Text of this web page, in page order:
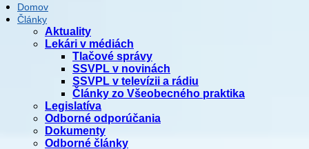
Domov
Články
Aktuality
Lekári v médiách
Tlačové správy
SSVPL v novinách
SSVPL v televízii a rádiu
Články zo Všeobecného praktika
Legislatíva
Odborné odporúčania
Dokumenty
Odborné články